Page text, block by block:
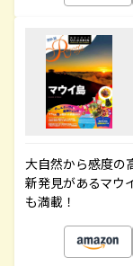
大自然から感度の
新発見があるマウ
も満載！